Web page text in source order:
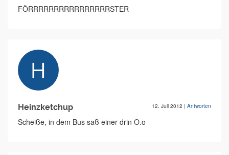
FÖRRRRRRRRRRRRRRRRSTER
Heinzketchup 12. Juli 2012 | Antworten
Scheiße, in dem Bus saß einer drin O.o